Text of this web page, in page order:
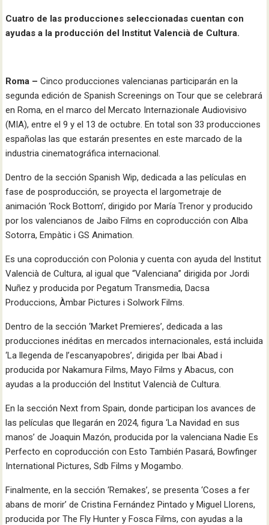
Cuatro de las producciones seleccionadas cuentan con
ayudas a la producción del Institut Valencià de Cultura.
Roma – Cinco producciones valencianas participarán en la
segunda edición de Spanish Screenings on Tour que se celebrará
en Roma, en el marco del Mercato Internazionale Audiovisivo
(MIA), entre el 9 y el 13 de octubre. En total son 33 producciones
españolas las que estarán presentes en este marcado de la
industria cinematográfica internacional.
Dentro de la sección Spanish Wip, dedicada a las películas en
fase de posproducción, se proyecta el largometraje de
animación ‘Rock Bottom’, dirigido por María Trenor y producido
por los valencianos de Jaibo Films en coproducción con Alba
Sotorra, Empàtic i GS Animation.
Es una coproducción con Polonia y cuenta con ayuda del Institut
Valencià de Cultura, al igual que “Valenciana” dirigida por Jordi
Nuñez y producida por Pegatum Transmedia, Dacsa
Produccions, Àmbar Pictures i Solwork Films.
Dentro de la sección ‘Market Premieres’, dedicada a las
producciones inéditas en mercados internacionales, está incluida
‘La llegenda de l’escanyapobres’, dirigida per Ibai Abad i
producida por Nakamura Films, Mayo Films y Abacus, con
ayudas a la producción del Institut Valencià de Cultura.
En la sección Next from Spain, donde participan los avances de
las películas que llegarán en 2024, figura ‘La Navidad en sus
manos’ de Joaquin Mazón, producida por la valenciana Nadie Es
Perfecto en coproducción con Esto También Pasará, Bowfinger
International Pictures, Sdb Films y Mogambo.
Finalmente, en la sección ‘Remakes’, se presenta ‘Coses a fer
abans de morir’ de Cristina Fernández Pintado y Miguel Llorens,
producida por The Fly Hunter y Fosca Films, con ayudas a la